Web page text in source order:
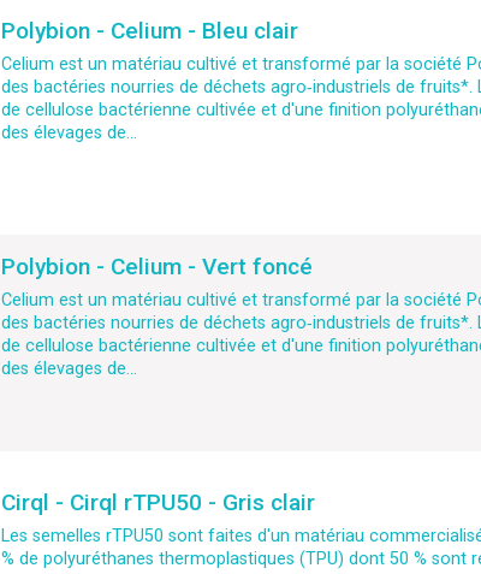
Polybion - Celium - Bleu clair
Celium est un matériau cultivé et transformé par la société
des bactéries nourries de déchets agro‑industriels de
de cellulose bactérienne cultivée et d'une finition
des élevages de...
Polybion - Celium - Vert foncé
Celium est un matériau cultivé et transformé par la société
des bactéries nourries de déchets agro‑industriels de
de cellulose bactérienne cultivée et d'une finition
des élevages de...
Cirql - Cirql rTPU50 - Gris clair
Les semelles rTPU50 sont faites d'un matériau
% de polyuréthanes thermoplastiques (TPU) dont 50 % sont